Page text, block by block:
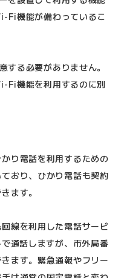
Fi機能が備わっているこ
る必要がありません。
Fi機能を利用するのに別
り電話を利用するための
おり、ひかり電話も契約
ます。
線を利用した電話サービ
通話しますが、市外局番
ます。緊急通報やフリー